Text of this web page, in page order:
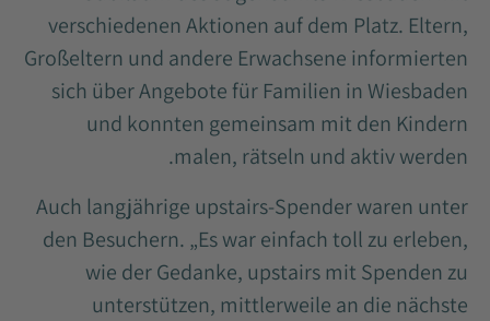
verschiedenen Aktionen auf dem Platz. Eltern,
Großeltern und andere Erwachsene informierten
sich über Angebote für Familien in Wiesbaden
und konnten gemeinsam mit den Kindern
malen, rätseln und aktiv werden.
Auch langjährige upstairs-Spender waren unter
den Besuchern. „Es war einfach toll zu erleben,
wie der Gedanke, upstairs mit Spenden zu
unterstützen, mittlerweile an die nächste